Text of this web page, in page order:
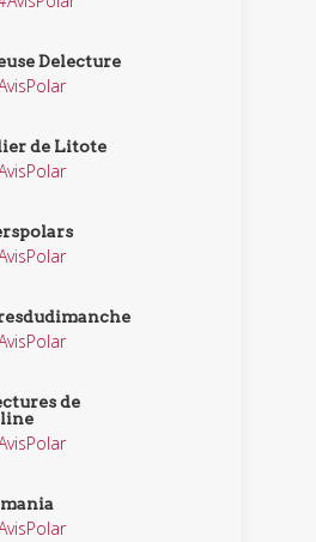
Delecture
de Litote
de